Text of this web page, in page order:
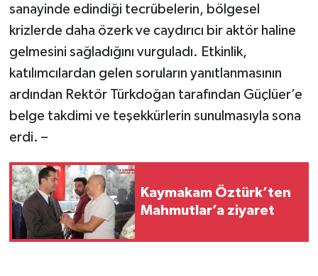
sanayinde edindiği tecrübelerin, bölgesel
krizlerde daha özerk ve caydırıcı bir aktör haline
gelmesini sağladığını vurguladı. Etkinlik,
katılımcılardan gelen soruların yanıtlanmasının
ardından Rektör Türkdoğan tarafından Güçlüer’e
belge takdimi ve teşekkürlerin sunulmasıyla sona
erdi. –
Kaymakam Öztürk’ten
Mahmutlar’a ziyaret